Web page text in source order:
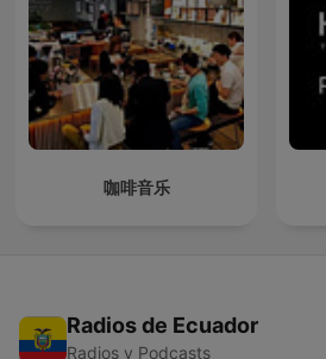
咖啡音乐
Radios de Ecuador
Radios y Podcasts